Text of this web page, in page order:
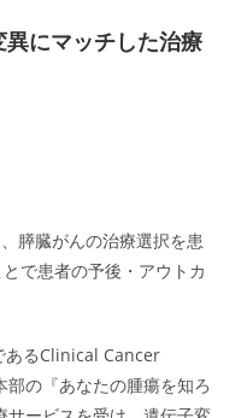
にマッチした治療
膵臓がんの治療選択を患
で患者の予後・アウトカ
あるClinical Cancer
の『あなたの腫瘍を知ろ